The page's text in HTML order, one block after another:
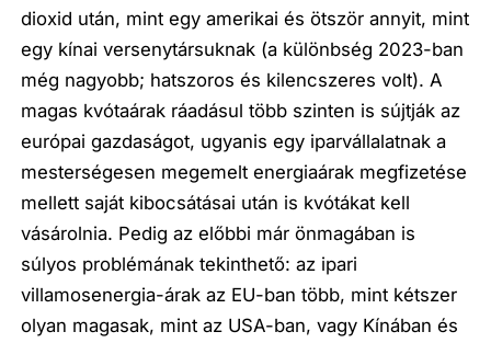
dioxid után, mint egy amerikai és ötször annyit, mint
egy kínai versenytársuknak (a különbség 2023-ban
még nagyobb; hatszoros és kilencszeres volt). A
magas kvótaárak ráadásul több szinten is sújtják az
európai gazdaságot, ugyanis egy iparvállalatnak a
mesterségesen megemelt energiaárak megfizetése
mellett saját kibocsátásai után is kvótákat kell
vásárolnia. Pedig az előbbi már önmagában is
súlyos problémának tekinthető: az ipari
villamosenergia-árak az EU-ban több, mint kétszer
olyan magasak, mint az USA-ban, vagy Kínában és